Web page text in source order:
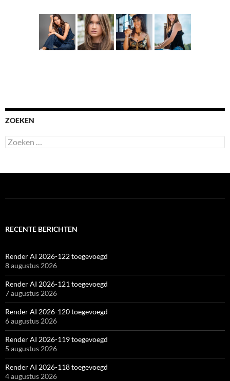
ZOEKEN
Zoeken
naar:
RECENTE BERICHTEN
Render AI 2026-122 toegevoegd
8 augustus 2026
Render AI 2026-121 toegevoegd
7 augustus 2026
Render AI 2026-120 toegevoegd
6 augustus 2026
Render AI 2026-119 toegevoegd
5 augustus 2026
Render AI 2026-118 toegevoegd
4 augustus 2026